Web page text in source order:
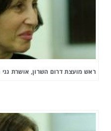
ראש מועצת דרום השרון, אושרת גני